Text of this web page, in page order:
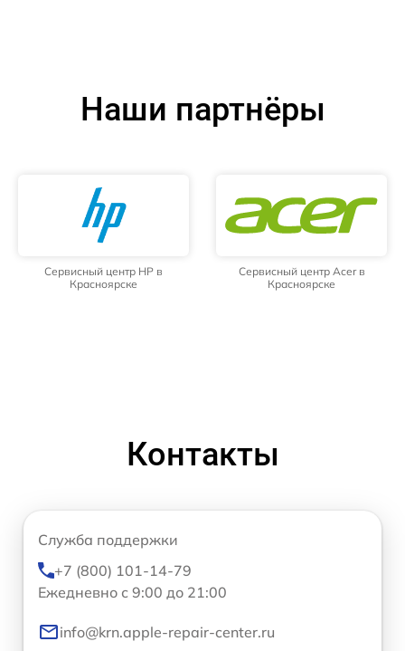
Наши партнёры
Сервисный центр HP в
Красноярске
Сервисный центр Acer в
Красноярске
Контакты
Служба поддержки
+7 (800) 101-14-79
Ежедневно с 9:00 до 21:00
info@krn.apple-repair-center.ru